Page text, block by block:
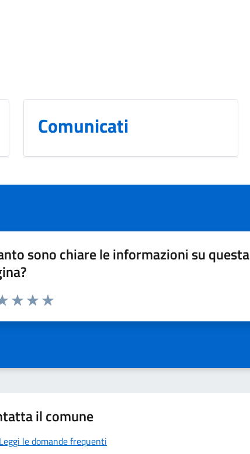
Comunicati
sono chiare le informazioni su questa
1 a 5 stelle la pagina
il comune
Leggi le domande frequenti